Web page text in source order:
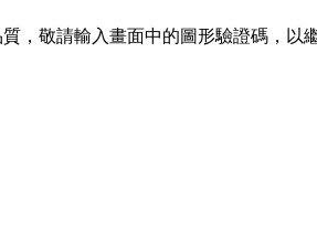
，敬請輸入畫面中的圖形驗證碼，以